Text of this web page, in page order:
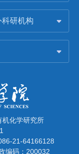
科研机构
机化学研究所
21-64166128
编码：200032